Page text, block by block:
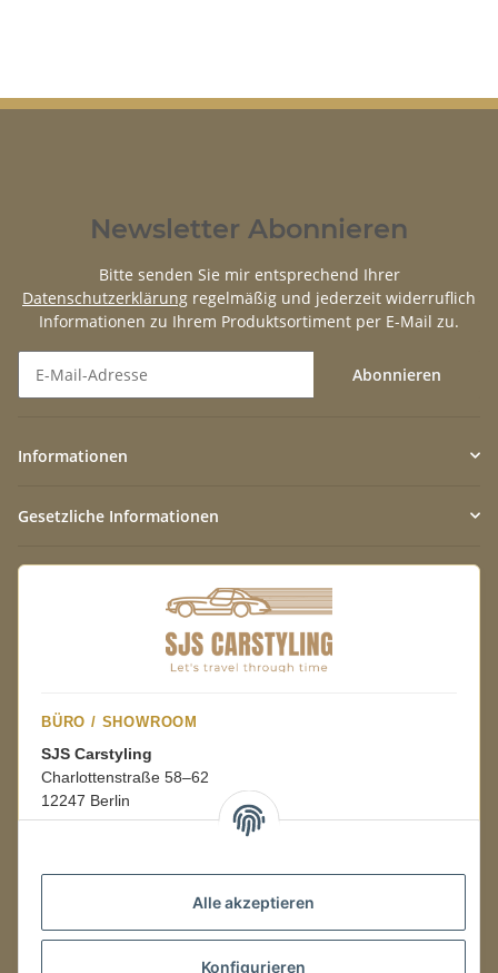
Alle akzeptieren
Konfigurieren
Newsletter Abonnieren
Bitte senden Sie mir entsprechend Ihrer
Datenschutzerklärung regelmäßig und jederzeit widerruflich
Informationen zu Ihrem Produktsortiment per E-Mail zu.
Abonnieren
Informationen
Gesetzliche Informationen
BÜRO / SHOWROOM
SJS Carstyling
Charlottenstraße 58–62
12247 Berlin
08:00–16:00 Uhr
LAGER / RETOUREN
Packmonster Fulfillment